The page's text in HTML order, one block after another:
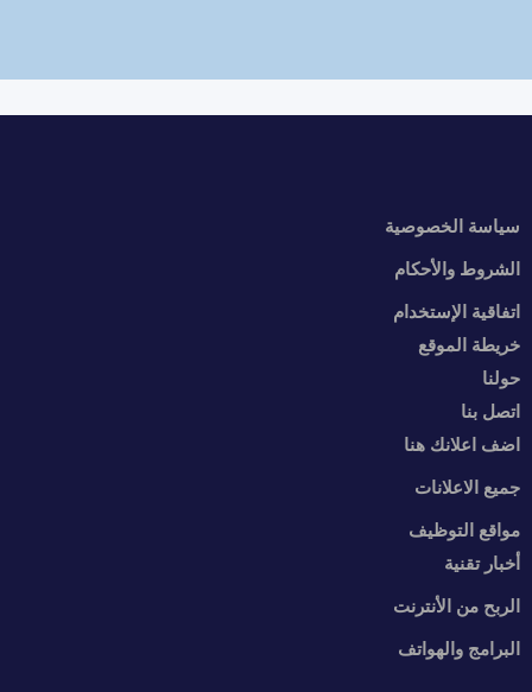
سياسة الخصوصية
الشروط والأحكام
اتفاقية الإستخدام
خريطة الموقع
حولنا
اتصل بنا
اضف اعلانك هنا
جميع الاعلانات
مواقع التوظيف
أخبار تقنية
الربح من الأنترنت
البرامج والهواتف